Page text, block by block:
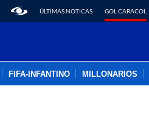
ÚLTIMAS NOTICAS GOL CARACOL
FIFA-INFANTINO MILLONARIOS